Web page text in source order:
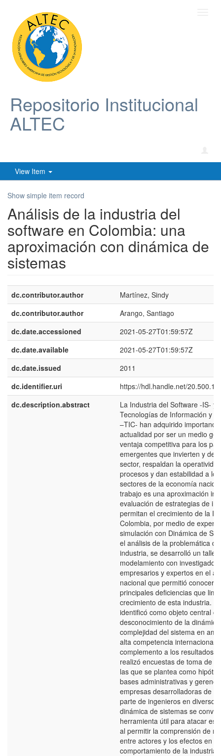
Repositorio Institucional
ALTEC
View Item
Show simple item record
Análisis de la industria del
software en Colombia: una
aproximación con dinámica de
sistemas
dc.contributor.author
Martínez, Sindy
dc.contributor.author
Arango, Santiago
dc.date.accessioned
2021-05-27T01:59:57Z
dc.date.available
2021-05-27T01:59:57Z
dc.date.issued
2011
dc.identifier.uri
https://hdl.handle.net/
dc.description.abstract
La Industria del Software -IS- y
Tecnologías de Información y
–TIC- han adquirido
actualidad por ser un medio
ventaja competitiva para los
emergentes que invierten y
sector, respaldan la
procesos y dan estabilidad a
sectores de la economía
trabajo es una aproximación
evaluación de estrategias de
permitan el crecimiento de la IS
Colombia, por medio de
simulación con Dinámica de
el análisis de la problemática
industria, se desarrolló un taller
modelamiento con
empresarios y expertos en el
nacional que permitió conocer
principales deficiencias que
crecimiento de esta industria.
identificó como objeto central
desconocimiento de la
complejidad del sistema en
alta competencia internacional.
complemento a los resultados
realizó encuestas de toma de
las que se plantea como
bases administrativas y
empresas desarrolladoras de
parte de ingenieros en diversos
dinámica de sistemas se
herramienta útil para atacar
al permitir la comprensión de
entre actores y los efectos en el
comportamiento de la industria.